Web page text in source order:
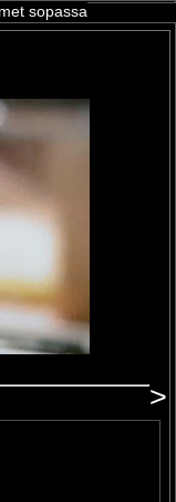
sopassa
>